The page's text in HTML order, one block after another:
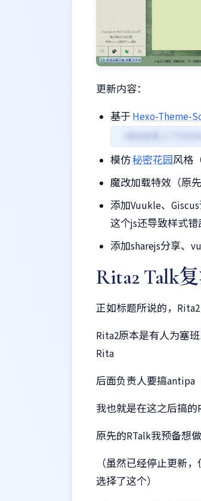
更新内容：
基于Hexo-Theme-
模仿秘密花园风格
魔改加载特效（原
添加Vuukle、
这个js还导致样式错
添加sharejs分享、
Rita2 Talk复
正如标题所说的，
Rita2原本是有人为塞
Rita
后面负责人要搞antipa
我也就是在这之后搞的
原先的RTalk我预备想
（虽然已经停止更新
选择了这个）